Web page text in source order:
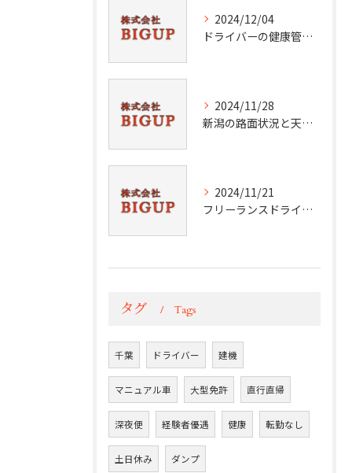
2024/12/04
ドライバーの健康管理術
2024/11/28
新潟の路面状況と天候分析
2024/11/21
フリーランスドライバーの挑戦と成功
タグ Tags
千葉 ドライバー 建機
マニュアル車 大型免許 直行直帰
深夜便 経験者優遇 健康 転勤なし
土日休み ダンプ